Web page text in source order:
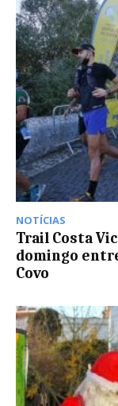
NOTÍCIAS
Trail Costa
domingo
Covo